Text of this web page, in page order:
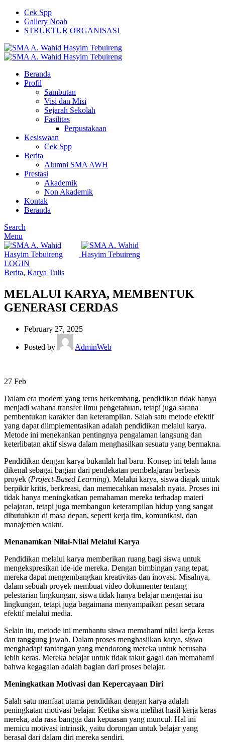
Cek Spp
Gallery Noah
STRUKTUR ORGANISASI
Beranda
Profil
Sambutan
Visi dan Misi
Sejarah Sekolah
Fasilitas
Perpustakaan
Kesiswaan
Cek Spp
Berita
Alumni SMA AWH
Prestasi
Akademik
Non Akademik
Kontak
Beranda
Search
Menu
LOGIN
Berita, Karya Tulis
MELALUI KARYA, MEMBENTUK
GENERASI CERDAS
February 27, 2025
Posted by AdminWeb
27 Feb
Dalam era modern yang terus berkembang, pendidikan tidak hanya
menjadi wahana transfer ilmu pengetahuan, tetapi juga sarana
pembentukan karakter dan keterampilan. Salah satu metode efektif
yang dapat diimplementasikan adalah pendidikan melalui karya.
Metode ini menekankan pentingnya pengalaman langsung dan
keterlibatan aktif siswa dalam menghasilkan sesuatu yang bermakna.
Pendidikan dengan karya bukanlah hal baru. Konsep ini telah lama
dikenal sebagai bagian dari pendekatan pembelajaran berbasis
proyek (Project-Based Learning). Melalui karya, siswa diajak untuk
berpikir kritis, berkreasi, dan memecahkan masalah nyata. Proses ini
tidak hanya meningkatkan pemahaman mereka terhadap materi
pelajaran, tetapi juga membangun keterampilan hidup yang sangat
dibutuhkan di masa depan, seperti kerja tim, komunikasi, dan
manajemen waktu.
Menanamkan Nilai-Nilai Melalui Karya
Pendidikan melalui karya memberikan ruang bagi siswa untuk
mengekspresikan ide-ide mereka. Dengan bimbingan yang tepat,
mereka dapat mengembangkan kreativitas dan inovasi. Misalnya,
dalam sebuah proyek membuat video dokumenter tentang
pelestarian lingkungan, siswa tidak hanya belajar mengenai isu
lingkungan, tetapi juga bagaimana menyampaikan pesan secara
efektif melalui media.
Selain itu, metode ini membantu siswa memahami nilai kerja keras
dan tanggung jawab. Dalam proses menghasilkan karya, siswa
menghadapi tantangan yang mendorong mereka untuk berusaha
lebih keras. Mereka belajar untuk tidak takut gagal dan memahami
bahwa kegagalan adalah bagian dari proses belajar.
Meningkatkan Motivasi dan Kepercayaan Diri
Salah satu manfaat utama pendidikan dengan karya adalah
peningkatan motivasi belajar. Ketika siswa melihat hasil kerja keras
mereka, ada rasa bangga dan kepuasan yang muncul. Hal ini
memicu motivasi intrinsik, yaitu dorongan untuk belajar yang
berasal dari dalam diri mereka sendiri.